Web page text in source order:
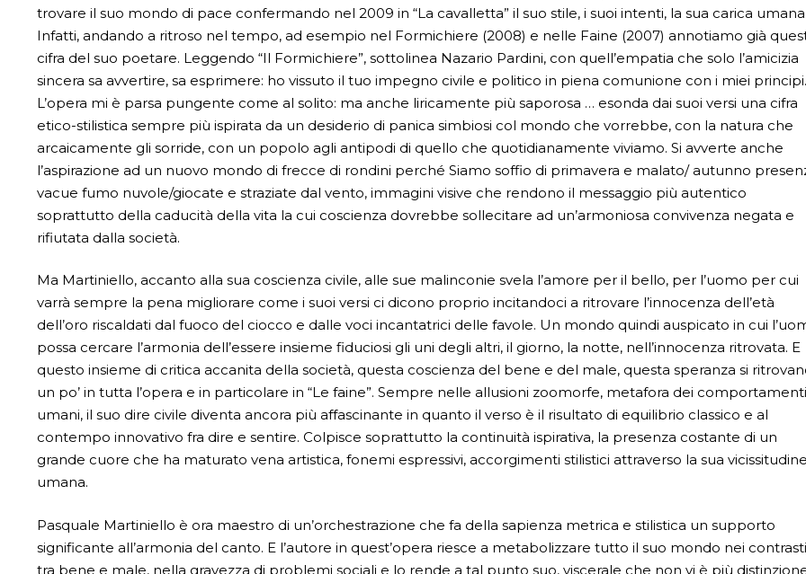
trovare il suo mondo di pace confermando nel 2009 in “La cavalletta” il suo stile, i suoi intenti, la sua carica umana.
Infatti, andando a ritroso nel tempo, ad esempio nel Formichiere (2008) e nelle Faine (2007) annotiamo già
cifra del suo poetare. Leggendo “Il Formichiere”, sottolinea Nazario Pardini, con quell’empatia che solo l’amicizia
sincera sa avvertire, sa esprimere: ho vissuto il tuo impegno civile e politico in piena comunione con i miei principi.
L’opera mi è parsa pungente come al solito: ma anche liricamente più saporosa … esonda dai suoi versi una cifra
etico-stilistica sempre più ispirata da un desiderio di panica simbiosi col mondo che vorrebbe, con la natura che
arcaicamente gli sorride, con un popolo agli antipodi di quello che quotidianamente viviamo. Si avverte anche
l’aspirazione ad un nuovo mondo di frecce di rondini perché Siamo soffio di primavera e malato/ autunno
vacue fumo nuvole/giocate e straziate dal vento, immagini visive che rendono il messaggio più autentico
soprattutto della caducità della vita la cui coscienza dovrebbe sollecitare ad un’armoniosa convivenza negata e
rifiutata dalla società.
Ma Martiniello, accanto alla sua coscienza civile, alle sue malinconie svela l’amore per il bello, per l’uomo per cui
varrà sempre la pena migliorare come i suoi versi ci dicono proprio incitandoci a ritrovare l’innocenza dell’età
dell’oro riscaldati dal fuoco del ciocco e dalle voci incantatrici delle favole. Un mondo quindi auspicato in cui
possa cercare l’armonia dell’essere insieme fiduciosi gli uni degli altri, il giorno, la notte, nell’innocenza ritrovata. E
questo insieme di critica accanita della società, questa coscienza del bene e del male, questa speranza si
un po’ in tutta l’opera e in particolare in “Le faine”. Sempre nelle allusioni zoomorfe, metafora dei comportamenti
umani, il suo dire civile diventa ancora più affascinante in quanto il verso è il risultato di equilibrio classico e al
contempo innovativo fra dire e sentire. Colpisce soprattutto la continuità ispirativa, la presenza costante di un
grande cuore che ha maturato vena artistica, fonemi espressivi, accorgimenti stilistici attraverso la sua vicissitudine
umana.
Pasquale Martiniello è ora maestro di un’orchestrazione che fa della sapienza metrica e stilistica un supporto
significante all’armonia del canto. E l’autore in quest’opera riesce a metabolizzare tutto il suo mondo nei contrasti
tra bene e male, nella gravezza di problemi sociali e lo rende a tal punto suo, viscerale che non vi è più